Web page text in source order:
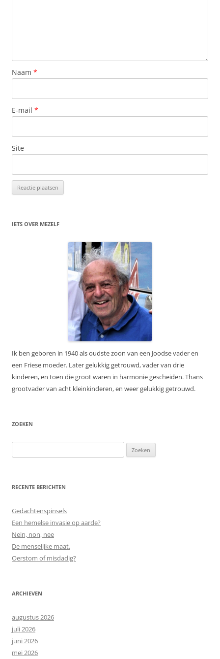
Naam *
E-mail *
Site
IETS OVER MEZELF
Ik ben geboren in 1940 als oudste zoon van een Joodse vader en
een Friese moeder. Later gelukkig getrouwd, vader van drie
kinderen, en toen die groot waren in harmonie gescheiden. Thans
grootvader van acht kleinkinderen, en weer gelukkig getrouwd.
ZOEKEN
naar:
RECENTE BERICHTEN
Gedachtenspinsels
Een hemelse invasie op aarde?
Nein, non, nee
De menselijke maat.
Oerstom of misdadig?
ARCHIEVEN
augustus 2026
juli 2026
juni 2026
mei 2026